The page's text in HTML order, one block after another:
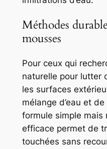
Méthodes
mousses
Pour ceux qui
naturelle pour lutter
les surfaces
mélange d’eau et
formule simple mais
efficace permet de
touchées sans